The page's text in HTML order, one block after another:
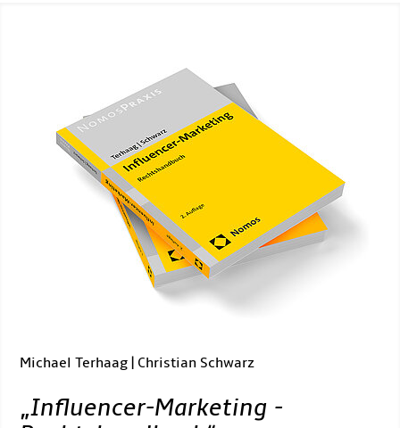
Michael Terhaag | Christian Schwarz
„Influencer-Marketing -